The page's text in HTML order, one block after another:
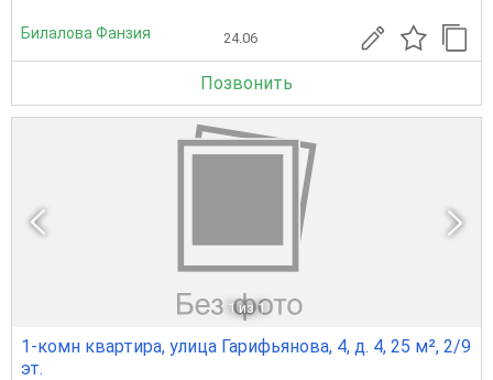
Билалова Фанзия 24.06
Позвонить
1 из 1
1-комн квартира, улица Гарифьянова, 4, д. 4, 25 м², 2/9
эт.